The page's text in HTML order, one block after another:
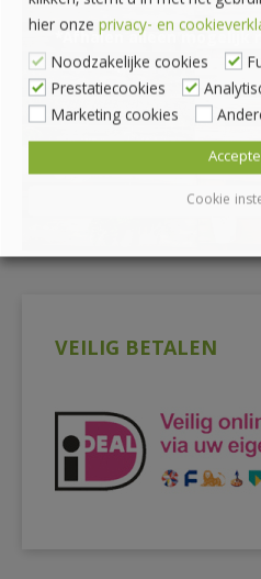
*Afhalen alleen mogelijk
webshop
VEILIG BETALEN
hier onze privacy- en
Noodzakelijke cookies
Prestatiecookies
Marketing cookies
Cookie